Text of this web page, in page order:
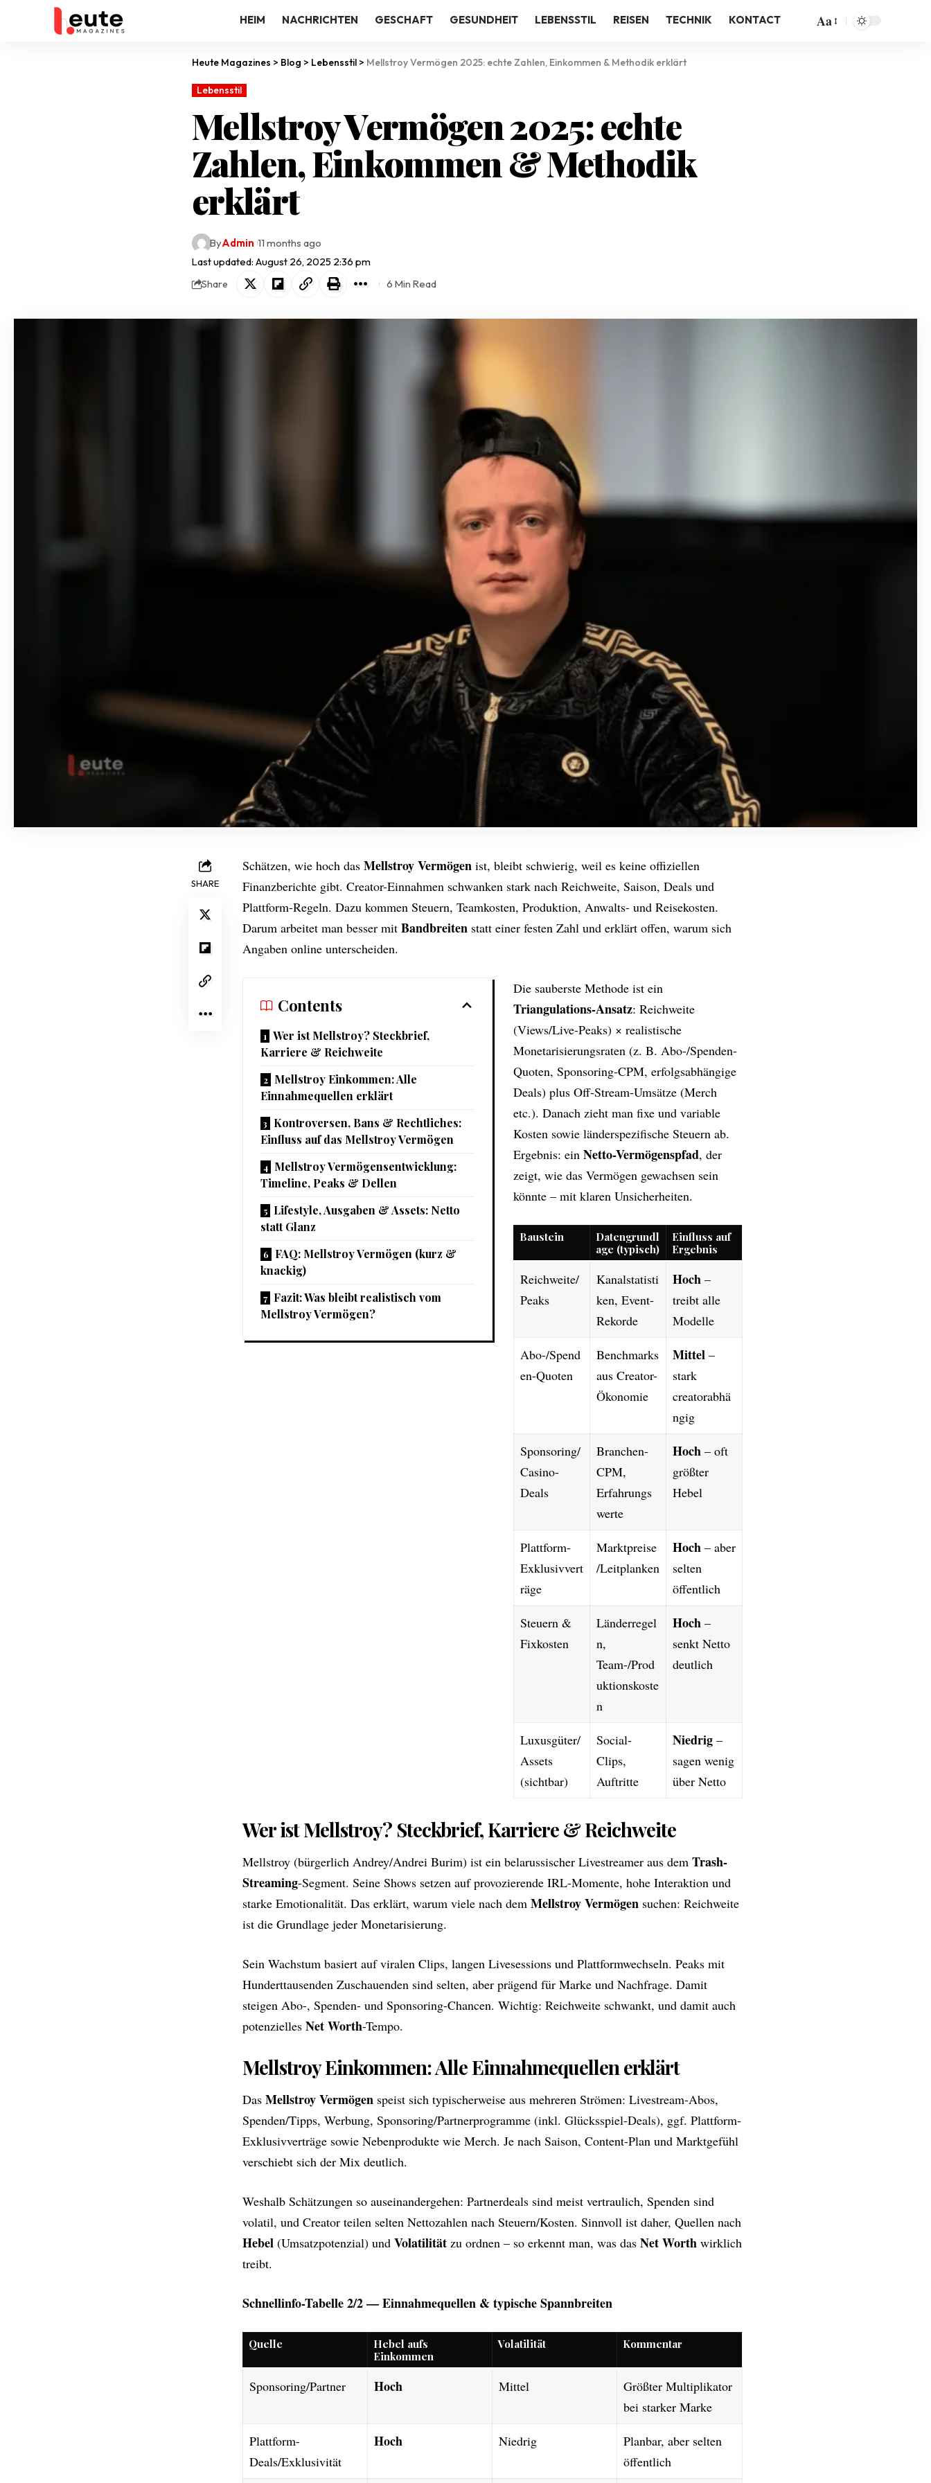
HEIM NACHRICHTEN GESCHAFT GESUNDHEIT LEBENSSTIL REISEN TECHNIK KONTACT Aa
Heute Magazines > Blog > Lebensstil > Mellstroy Vermögen 2025: echte Zahlen, Einkommen & Methodik erklärt
Lebensstil
Mellstroy Vermögen 2025: echte
Zahlen, Einkommen & Methodik
erklärt
Last updated: August 26, 2025 2:36 pm
ByAdmin 11 months ago
Share 6 Min Read
SHARE
Schätzen, wie hoch das Mellstroy Vermögen ist, bleibt schwierig, weil es keine offiziellen
Finanzberichte gibt. Creator-Einnahmen schwanken stark nach Reichweite, Saison, Deals und
Plattform-Regeln. Dazu kommen Steuern, Teamkosten, Produktion, Anwalts- und Reisekosten.
Darum arbeitet man besser mit Bandbreiten statt einer festen Zahl und erklärt offen, warum sich
Angaben online unterscheiden.
Contents
Wer ist Mellstroy? Steckbrief,
Karriere & Reichweite
Mellstroy Einkommen: Alle
Einnahmequellen erklärt
Kontroversen, Bans & Rechtliches:
Einfluss auf das Mellstroy Vermögen
Mellstroy Vermögensentwicklung:
Timeline, Peaks & Dellen
Lifestyle, Ausgaben & Assets: Netto
statt Glanz
FAQ: Mellstroy Vermögen (kurz &
knackig)
Fazit: Was bleibt realistisch vom
Mellstroy Vermögen?
Die sauberste Methode ist ein
Triangulations-Ansatz: Reichweite
(Views/Live-Peaks) × realistische
Monetarisierungsraten (z. B. Abo-/Spenden-
Quoten, Sponsoring-CPM, erfolgsabhängige
Deals) plus Off-Stream-Umsätze (Merch
etc.). Danach zieht man fixe und variable
Kosten sowie länderspezifische Steuern ab.
Ergebnis: ein Netto-Vermögenspfad, der
zeigt, wie das Vermögen gewachsen sein
könnte – mit klaren Unsicherheiten.
Baustein
Datengrundl
age (typisch)
Einfluss auf
Ergebnis
Reichweite/
Peaks
Kanalstatisti
ken, Event-
Rekorde
Hoch –
treibt alle
Modelle
Abo-/Spend
en-Quoten
Benchmarks
aus Creator-
Ökonomie
Mittel –
stark
creatorabhä
ngig
Sponsoring/
Casino-
Deals
Branchen-
CPM,
Erfahrungs
werte
Hoch – oft
größter
Hebel
Plattform-
Exklusivvert
räge
Marktpreise
/Leitplanken
Hoch – aber
selten
öffentlich
Steuern &
Fixkosten
Länderregel
n,
Team-/Prod
uktionskoste
n
Hoch –
senkt Netto
deutlich
Luxusgüter/
Assets
(sichtbar)
Social-
Clips,
Auftritte
Niedrig –
sagen wenig
über Netto
Wer ist Mellstroy? Steckbrief, Karriere & Reichweite
Mellstroy (bürgerlich Andrey/Andrei Burim) ist ein belarussischer Livestreamer aus dem Trash-
Streaming-Segment. Seine Shows setzen auf provozierende IRL-Momente, hohe Interaktion und
starke Emotionalität. Das erklärt, warum viele nach dem Mellstroy Vermögen suchen: Reichweite
ist die Grundlage jeder Monetarisierung.
Sein Wachstum basiert auf viralen Clips, langen Livesessions und Plattformwechseln. Peaks mit
Hunderttausenden Zuschauenden sind selten, aber prägend für Marke und Nachfrage. Damit
steigen Abo-, Spenden- und Sponsoring-Chancen. Wichtig: Reichweite schwankt, und damit auch
potenzielles Net Worth-Tempo.
Mellstroy Einkommen: Alle Einnahmequellen erklärt
Das Mellstroy Vermögen speist sich typischerweise aus mehreren Strömen: Livestream-Abos,
Spenden/Tipps, Werbung, Sponsoring/Partnerprogramme (inkl. Glücksspiel-Deals), ggf. Plattform-
Exklusivverträge sowie Nebenprodukte wie Merch. Je nach Saison, Content-Plan und Marktgefühl
verschiebt sich der Mix deutlich.
Weshalb Schätzungen so auseinandergehen: Partnerdeals sind meist vertraulich, Spenden sind
volatil, und Creator teilen selten Nettozahlen nach Steuern/Kosten. Sinnvoll ist daher, Quellen nach
Hebel (Umsatzpotenzial) und Volatilität zu ordnen – so erkennt man, was das Net Worth wirklich
treibt.
Schnellinfo-Tabelle 2/2 — Einnahmequellen & typische Spannbreiten
Quelle
Hebel aufs
Einkommen
Volatilität Kommentar
Sponsoring/Partner Hoch Mittel
Größter Multiplikator
bei starker Marke
Plattform-
Deals/Exklusivität
Hoch Niedrig
Planbar, aber selten
öffentlich